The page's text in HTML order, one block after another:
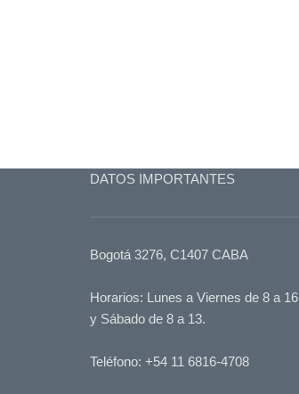
DATOS IMPORTANTES
Bogotá 3276, C1407 CABA
Horarios: Lunes a Viernes de 8 a 16
y Sábado de 8 a 13.
Teléfono: +54 11 6816-4708